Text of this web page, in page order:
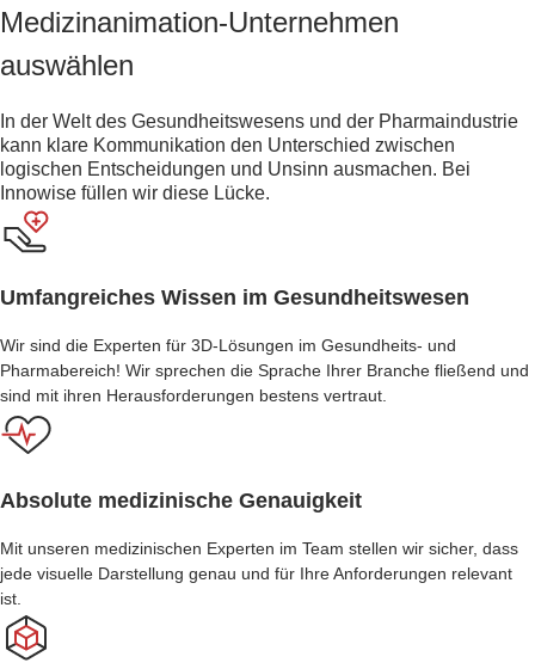
Medizinanimation-Unternehmen
auswählen
In der Welt des Gesundheitswesens und der Pharmaindustrie
kann klare Kommunikation den Unterschied zwischen
logischen Entscheidungen und Unsinn ausmachen. Bei
Innowise füllen wir diese Lücke.
Umfangreiches Wissen im Gesundheitswesen
Wir sind die Experten für 3D-Lösungen im Gesundheits- und
Pharmabereich! Wir sprechen die Sprache Ihrer Branche fließend und
sind mit ihren Herausforderungen bestens vertraut.
Absolute medizinische Genauigkeit
Mit unseren medizinischen Experten im Team stellen wir sicher, dass
jede visuelle Darstellung genau und für Ihre Anforderungen relevant
ist.